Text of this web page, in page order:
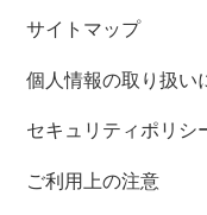
サイトマップ
個人情報の取り扱い
セキュリティポリシ
ご利用上の注意